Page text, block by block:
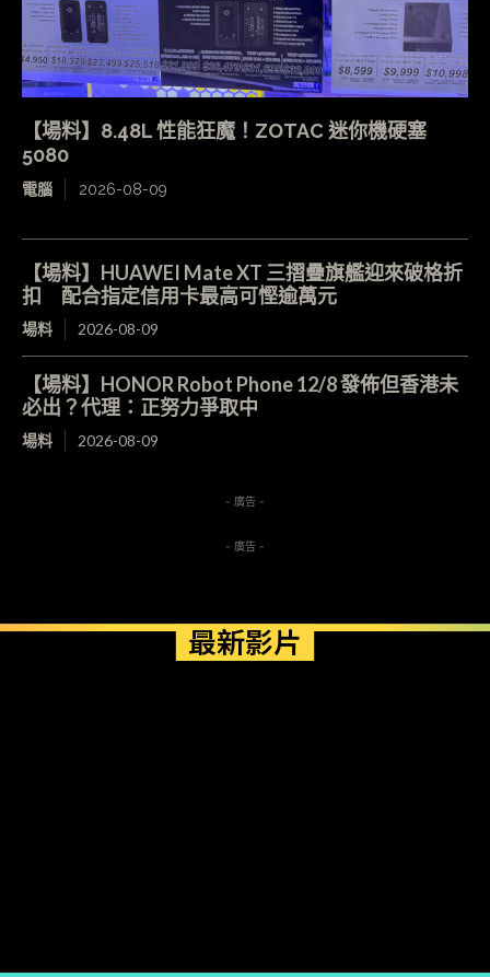
【場料】8.48L 性能狂魔！ZOTAC 迷你機硬塞
5080
電腦 2026-08-09
【場料】HUAWEI Mate XT 三摺疊旗艦迎來破格折
扣 配合指定信用卡最高可慳逾萬元
場料 2026-08-09
【場料】HONOR Robot Phone 12/8 發佈但香港未
必出？代理：正努力爭取中
場料 2026-08-09
- 廣告 -
- 廣告 -
最新影片